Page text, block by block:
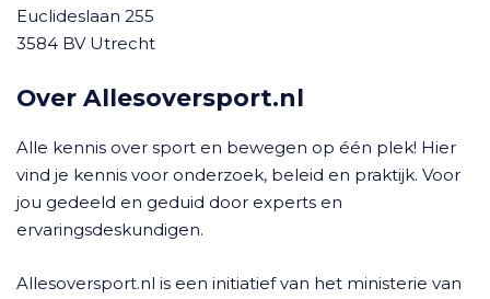
Euclideslaan 255
3584 BV Utrecht
Over Allesoversport.nl
Alle kennis over sport en bewegen op één plek! Hier
vind je kennis voor onderzoek, beleid en praktijk. Voor
jou gedeeld en geduid door experts en
ervaringsdeskundigen.
Allesoversport.nl is een initiatief van het ministerie van